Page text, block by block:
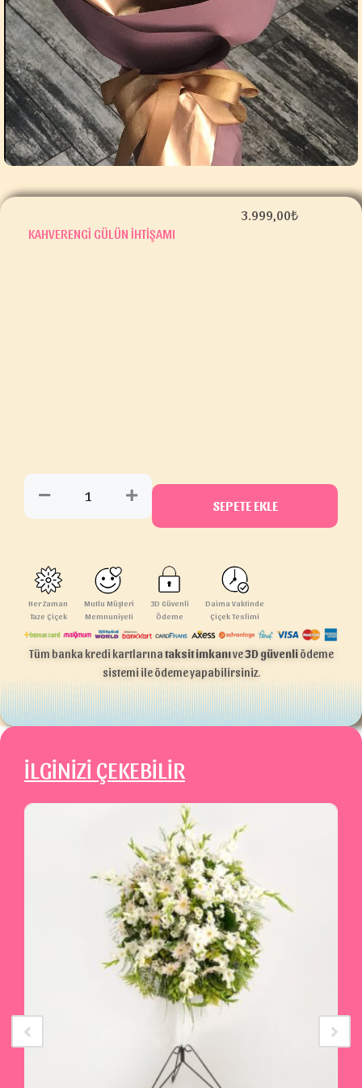
KAHVERENGI GÜLÜN IHTIŞAMI
3.999,00₺
kahverengi
SEPETE EKLE
Her Zaman
Taze Çiçek
Mutlu Müşteri
Memnuniyeti
3D Güvenli
Ödeme
Daima Vaktinde
Çiçek Teslimi
Tüm banka kredi kartlarınataksit imkanıve3D güvenliödeme
sistemi ile ödeme yapabilirsiniz.
İLGİNİZİ ÇEKEBİLİR